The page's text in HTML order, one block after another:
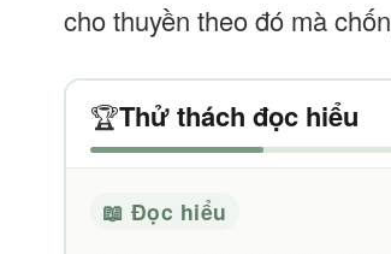
cho thuyền theo đó mà
🏆Thử thách đọc hiểu
📖 Đọc hiểu